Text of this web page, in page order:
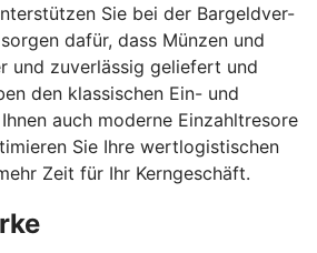
Sie bei der Bargeldver-
dafür, dass Münzen und
und zuverlässig geliefert und
den klassischen Ein- und
auch moderne Einzahltresore
Sie Ihre wertlogistischen
Zeit für Ihr Kerngeschäft.